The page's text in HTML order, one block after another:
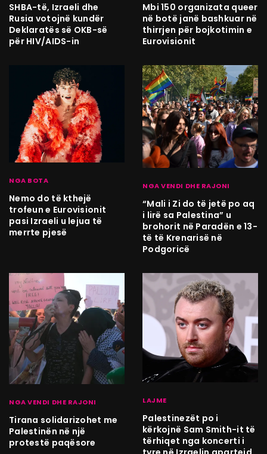
SHBA-të, Izraeli dhe
Rusia votojnë kundër
Deklaratës së OKB-së
për HIV/AIDS-in
Mbi 150 organizata queer
në botë janë bashkuar në
thirrjen për bojkotimin e
Eurovisionit
NGA BOTA
Nemo do të kthejë
trofeun e Eurovisionit
pasi Izraeli u lejua të
merrte pjesë
NGA VENDI DHE RAJONI
“Mali i Zi do të jetë po aq
i lirë sa Palestina” u
brohorit në Paradën e 13-
të të Krenarisë në
Podgoricë
NGA VENDI DHE RAJONI
Tirana solidarizohet me
Palestinën në një
protestë paqësore
LAJME
Palestinezët po i
kërkojnë Sam Smith-it të
tërhiqet nga koncerti i